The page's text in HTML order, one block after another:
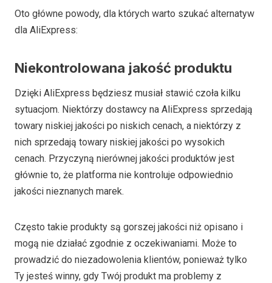
Oto główne powody, dla których warto szukać alternatyw
dla AliExpress:
Niekontrolowana jakość produktu
Dzięki AliExpress będziesz musiał stawić czoła kilku
sytuacjom. Niektórzy dostawcy na AliExpress sprzedają
towary niskiej jakości po niskich cenach, a niektórzy z
nich sprzedają towary niskiej jakości po wysokich
cenach. Przyczyną nierównej jakości produktów jest
głównie to, że platforma nie kontroluje odpowiednio
jakości nieznanych marek.
Często takie produkty są gorszej jakości niż opisano i
mogą nie działać zgodnie z oczekiwaniami. Może to
prowadzić do niezadowolenia klientów, ponieważ tylko
Ty jesteś winny, gdy Twój produkt ma problemy z